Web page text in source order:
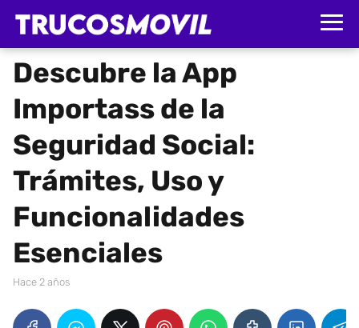
Descubre la App
Importass de la
Seguridad Social:
Trámites, Uso y
Funcionalidades
Esenciales
hace 2 años